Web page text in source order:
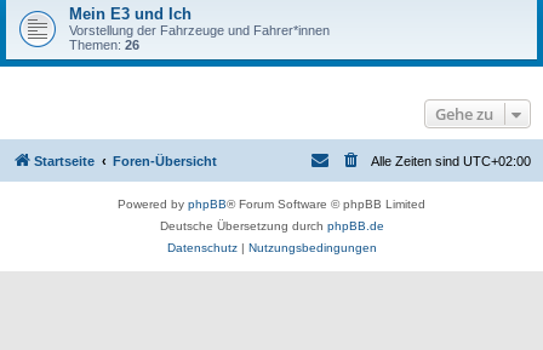
Mein E3 und Ich
Vorstellung der Fahrzeuge und Fahrer*innen
Themen: 26
Gehe zu
Startseite Foren-Übersicht Alle Zeiten sind UTC+02:00
Powered by phpBB® Forum Software © phpBB Limited
Deutsche Übersetzung durch phpBB.de
Datenschutz| Nutzungsbedingungen